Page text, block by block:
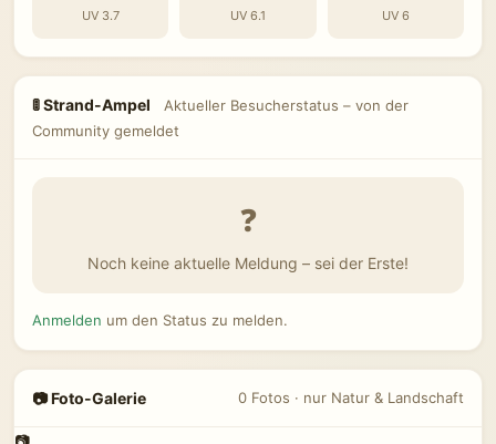
UV 3.7 UV 6.1 UV 6
🚦 Strand-Ampel
Aktueller Besucherstatus – von der
Community gemeldet
❓
Noch keine aktuelle Meldung – sei der Erste!
Anmelden um den Status zu melden.
📷 Foto-Galerie 0 Fotos · nur Natur & Landschaft
📷